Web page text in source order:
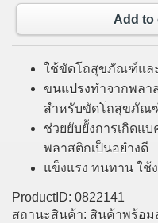
Add to
ใช้ขัดโถสุขภัณฑ์แล
ขนแปรงทำจากพลา
สำหรับขัดโถสุขภัณ
ช่วยยับยัังการเกิดแบ
พลาสติกเป็นอยำงดี
แข็งแรง ทนทาน ใช้
ProductID: 0822141
สถานะสินค้า: สินค้าพร้อม